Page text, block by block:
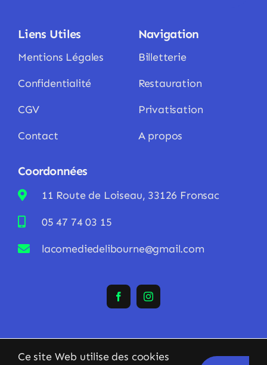
Liens Utiles
Mentions Légales
Confidentialité
CGV
Contact
Navigation
Billetterie
Restauration
Privatisation
A propos
Coordonnées
11 Route de Loiseau, 33126 Fronsac
05 47 74 03 15
lacomediedelibourne@gmail.com
© Copyright 2023 - 2026 • La Comédie de Libourne • Tous
Ce site Web utilise des cookies